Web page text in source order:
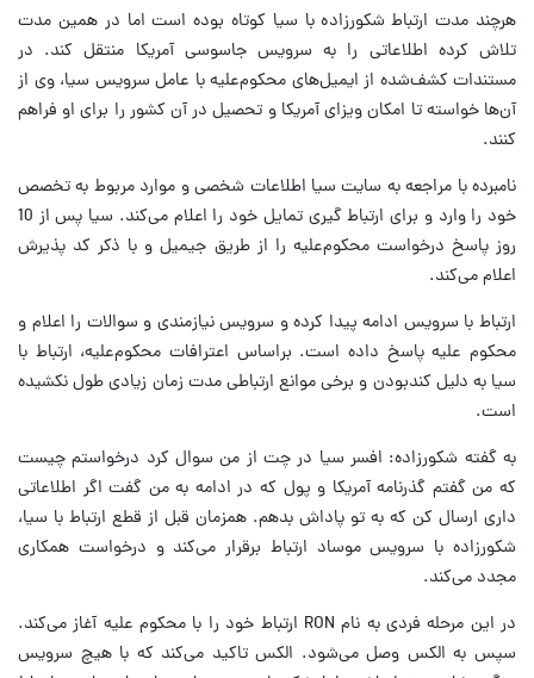
هرچند مدت ارتباط شکورزاده با سیا کوتاه بوده است اما در همین مدت
تلاش کرده اطلاعاتی را به سرویس جاسوسی آمریکا منتقل کند. در
مستندات کشف‌شده از ایمیل‌های محکوم‌علیه با عامل سرویس سیا، وی از
آن‌ها خواسته تا امکان ویزای آمریکا و تحصیل در آن کشور را برای او فراهم
کنند.
نامبرده با مراجعه به سایت سیا اطلاعات شخصی و موارد مربوط به تخصص
خود را وارد و برای ارتباط گیری تمایل خود را اعلام می‌کند. سیا پس از 10
روز پاسخ درخواست محکوم‌علیه را از طریق جیمیل و با ذکر کد پذیرش
اعلام می‌کند.
ارتباط با سرویس ادامه پیدا کرده و سرویس نیازمندی و سوالات را اعلام و
محکوم علیه پاسخ داده است. براساس اعترافات محکوم‌علیه، ارتباط با
سیا به دلیل کندبودن و برخی موانع ارتباطی مدت زمان زیادی طول نکشیده
است.
به گفته شکورزاده: افسر سیا در چت از من سوال کرد درخواستم چیست
که من گفتم گذرنامه آمریکا و پول که در ادامه به من گفت اگر اطلاعاتی
داری ارسال کن که به تو پاداش بدهم. همزمان قبل از قطع ارتباط با سیا،
شکورزاده با سرویس موساد ارتباط برقرار می‌کند و درخواست همکاری
مجدد می‌کند.
در این مرحله فردی به نام RON ارتباط خود را با محکوم علیه آغاز می‌کند.
سپس به الکس وصل می‌شود. الکس تاکید می‌کند که با هیچ سرویس